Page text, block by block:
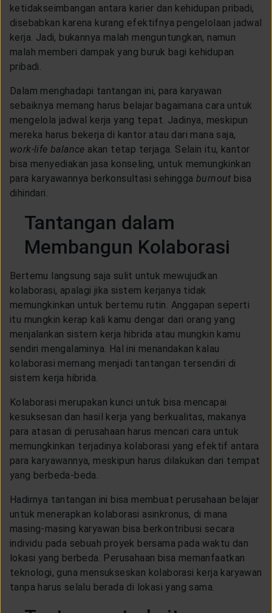
ketidakseimbangan antara karier dan kehidupan pribadi,
disebabkan karena kurang efektifnya pengelolaan jadwal
kerja. Jadi, bukannya malah menguntungkan, namun
malah memberi dampak yang buruk bagi kehidupan
pribadi.
Dalam menghadapi tantangan ini, para karyawan
sebaiknya memang harus belajar bagaimana cara untuk
mengelola jadwal kerja yang tepat. Jadinya, meskipun
mereka harus bekerja di kantor atau dari mana saja,
work-life balance akan tetap terjaga. Selain itu, kantor
bisa menyediakan jasa konseling, untuk memungkinkan
para karyawannya berkonsultasi sehingga burnout bisa
dihindari.
Tantangan dalam
Membangun Kolaborasi
Bertemu langsung saja sulit untuk mewujudkan
kolaborasi, apalagi jika sistem kerjanya tidak
memungkinkan untuk bertemu rutin. Anggapan seperti
itu mungkin kerap kali kamu dengar dari orang yang
menjalankan sistem kerja hibrida atau mungkin kamu
sendiri mengalaminya. Hal ini menandakan kalau
kolaborasi memang menjadi tantangan tersendiri di
sistem kerja hibrida.
Kolaborasi merupakan kunci untuk bisa mencapai
kesuksesan dan hasil kerja yang berkualitas, makanya
para atasan di perusahaan harus mencari cara untuk
memungkinkan terjadinya kolaborasi yang efektif antara
para karyawannya, meskipun harus dilakukan dari tempat
yang berbeda-beda.
Hadirnya tantangan ini bisa membuat perusahaan belajar
untuk menerapkan kolaborasi asinkronus, di mana
masing-masing karyawan bisa berkontribusi secara
individu pada sebuah proyek bersama pada waktu dan
lokasi yang berbeda. Perusahaan bisa memanfaatkan
teknologi, guna mensukseskan kolaborasi kerja karyawan
tanpa harus selalu berada di lokasi yang sama.